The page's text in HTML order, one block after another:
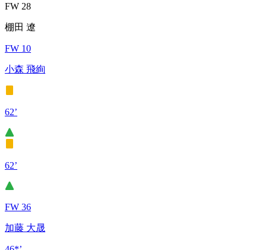
FW 28
棚田 遼
FW 10
小森 飛絢
62’
62’
FW 36
加藤 大晟